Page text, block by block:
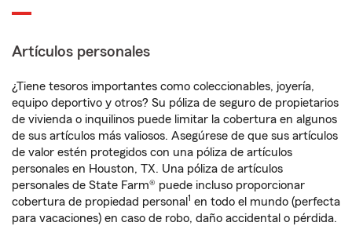
Artículos personales
¿Tiene tesoros importantes como coleccionables, joyería,
equipo deportivo y otros? Su póliza de seguro de propietarios
de vivienda o inquilinos puede limitar la cobertura en algunos
de sus artículos más valiosos. Asegúrese de que sus artículos
de valor estén protegidos con una póliza de artículos
personales en Houston, TX. Una póliza de artículos
personales de State Farm® puede incluso proporcionar
cobertura de propiedad personal 1 en todo el mundo (perfecta
para vacaciones) en caso de robo, daño accidental o pérdida.